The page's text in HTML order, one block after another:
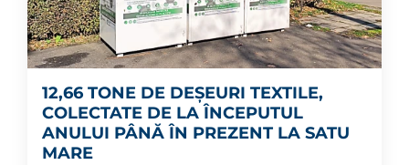
12,66 TONE DE DEȘEURI TEXTILE,
COLECTATE DE LA ÎNCEPUTUL
ANULUI PÂNĂ ÎN PREZENT LA SATU
MARE